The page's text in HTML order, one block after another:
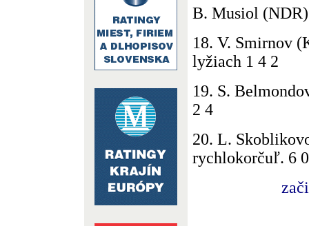
B. Musiol
18. V. Smirnov
lyžiach 1 4 2
19. S.
2 4
20. L.
rychlokorčuľ. 6